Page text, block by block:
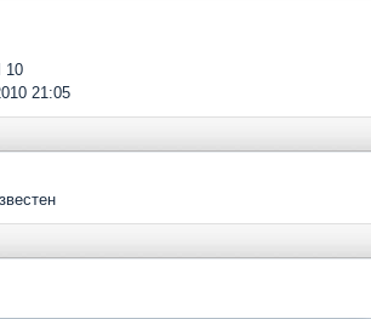
10
21:05